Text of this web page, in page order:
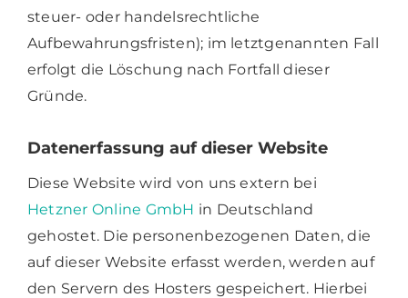
steuer- oder handelsrechtliche
Aufbewahrungsfristen); im letztgenannten Fall
erfolgt die Löschung nach Fortfall dieser
Gründe.
Datenerfassung auf dieser Website
Diese Website wird von uns extern bei
Hetzner Online GmbH in Deutschland
gehostet. Die personenbezogenen Daten, die
auf dieser Website erfasst werden, werden auf
den Servern des Hosters gespeichert. Hierbei